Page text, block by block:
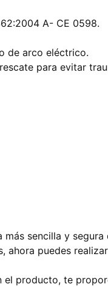
A- CE 0598.
de arco eléctrico.
para evitar
sencilla y
ahora puedes
producto, te